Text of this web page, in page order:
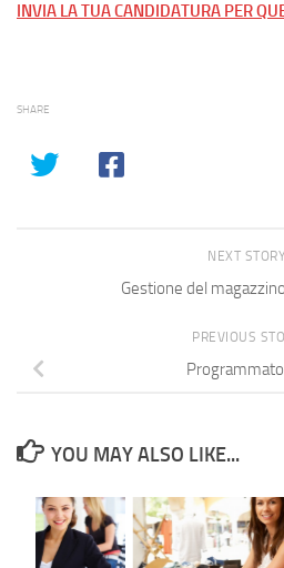
INVIA LA TUA CANDIDATURA PER
SHARE
NEXT STORY
Gestione del
PREVIOUS
YOU MAY ALSO LIKE...